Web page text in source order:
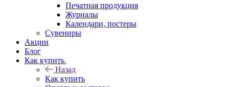
Печатная продукция
Журналы
Календари, постеры
Сувениры
Акции
Блог
Как купить
Назад
Как купить